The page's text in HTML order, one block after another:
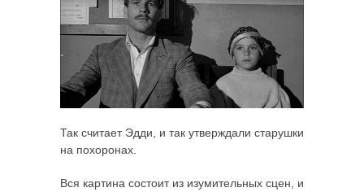
Так считает Эдди, и так утверждали старушки
на похоронах.
Вся картина состоит из изумительных сцен, и